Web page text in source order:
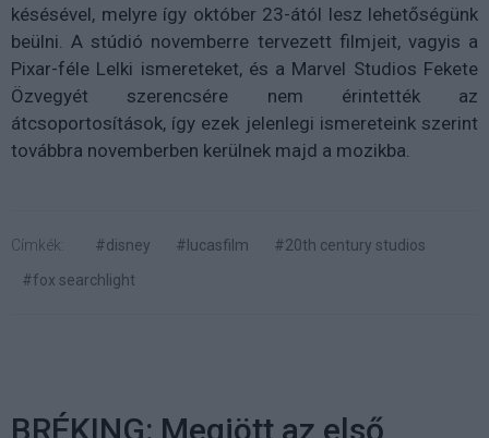
késésével, melyre így október 23-ától lesz lehetőségünk
beülni. A stúdió novemberre tervezett filmjeit, vagyis a
Pixar-féle Lelki ismereteket, és a Marvel Studios Fekete
Özvegyét szerencsére nem érintették az
átcsoportosítások, így ezek jelenlegi ismereteink szerint
továbbra novemberben kerülnek majd a mozikba.
Címkék: #disney #lucasfilm
#20th century studios
#fox searchlight
BRÉKING: Megjött az első